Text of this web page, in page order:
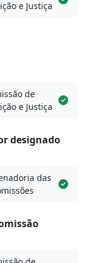
e Justiça
de
e Justiça
designado
das